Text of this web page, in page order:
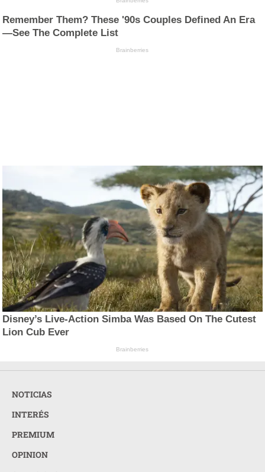
Remember Them? These '90s Couples Defined An Era
—See The Complete List
Brainberries
Disney’s Live-Action Simba Was Based On The Cutest
Lion Cub Ever
Brainberries
NOTICIAS
INTERÉS
PREMIUM
OPINION